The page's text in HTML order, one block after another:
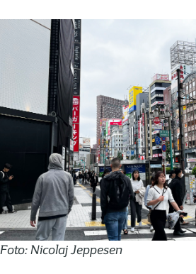
Foto: Nicolaj Jeppesen